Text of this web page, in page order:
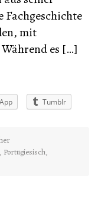
Fachgeschichte
mit
es […]
Tumblr
, Portugiesisch,